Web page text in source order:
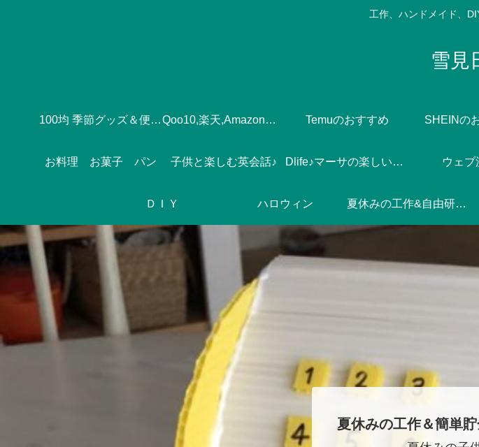
工作、ハンドメイド、
雪見
100均 季節グッズ＆便利グッズ Qoo10,楽天,Amazonのおすすめ♪ Temuのおすすめ SHEINの
お料理 お菓子 パン 子供と楽しむ英会話♪ Dlife♪マーサの楽しい焼き菓子づくり ウェブ
ＤＩＹ ハロウィン 夏休みの工作&自由研究♪
夏休みの工作＆簡単